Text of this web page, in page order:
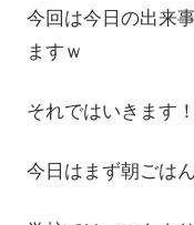
今回は今日の出来
ますｗ
それではいきます！
今日はまず朝ごは